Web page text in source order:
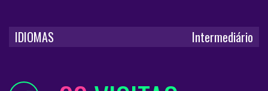
IDIOMAS Intermediário